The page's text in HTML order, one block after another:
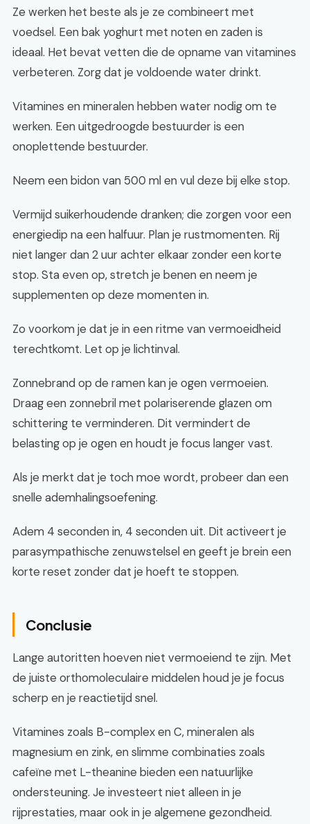
Ze werken het beste als je ze combineert met
voedsel. Een bak yoghurt met noten en zaden is
ideaal. Het bevat vetten die de opname van vitamines
verbeteren. Zorg dat je voldoende water drinkt.
Vitamines en mineralen hebben water nodig om te
werken. Een uitgedroogde bestuurder is een
onoplettende bestuurder.
Neem een bidon van 500 ml en vul deze bij elke stop.
Vermijd suikerhoudende dranken; die zorgen voor een
energiedip na een halfuur. Plan je rustmomenten. Rij
niet langer dan 2 uur achter elkaar zonder een korte
stop. Sta even op, stretch je benen en neem je
supplementen op deze momenten in.
Zo voorkom je dat je in een ritme van vermoeidheid
terechtkomt. Let op je lichtinval.
Zonnebrand op de ramen kan je ogen vermoeien.
Draag een zonnebril met polariserende glazen om
schittering te verminderen. Dit vermindert de
belasting op je ogen en houdt je focus langer vast.
Als je merkt dat je toch moe wordt, probeer dan een
snelle ademhalingsoefening.
Adem 4 seconden in, 4 seconden uit. Dit activeert je
parasympathische zenuwstelsel en geeft je brein een
korte reset zonder dat je hoeft te stoppen.
Conclusie
Lange autoritten hoeven niet vermoeiend te zijn. Met
de juiste orthomoleculaire middelen houd je je focus
scherp en je reactietijd snel.
Vitamines zoals B-complex en C, mineralen als
magnesium en zink, en slimme combinaties zoals
cafeïne met L-theanine bieden een natuurlijke
ondersteuning. Je investeert niet alleen in je
rijprestaties, maar ook in je algemene gezondheid.